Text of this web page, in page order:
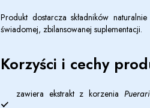
Produkt dostarcza składników
świadomej, zbilansowanej suplementacji.
Korzyści i cechy
zawiera ekstrakt z korzenia